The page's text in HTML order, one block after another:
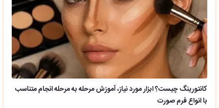
کانتورینگ چیست؟ ابزار مورد نیاز، آموزش مرحله به مرحله انجام متناسب
با انواع فرم صورت